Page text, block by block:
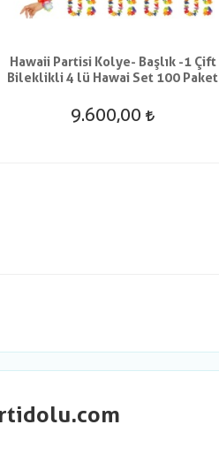
Hawaii Partisi Kolye- Başlık -1 Çift
Bileklikli 4 lü Hawai Set 100 Paket
9.600,00